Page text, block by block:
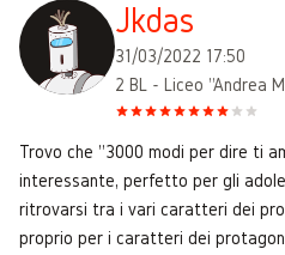
Jkdas
31/03/2022 17:50
2 BL - Liceo "Andrea
Trovo che "3000 modi per dire ti
interessante, perfetto per gli
ritrovarsi tra i vari caratteri dei
proprio per i caratteri dei